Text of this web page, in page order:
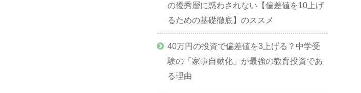
の優秀層に惑わされない【偏差値を10上げ
るための基礎徹底】のススメ
40万円の投資で偏差値を3上げる？中学受
験の「家事自動化」が最強の教育投資であ
る理由